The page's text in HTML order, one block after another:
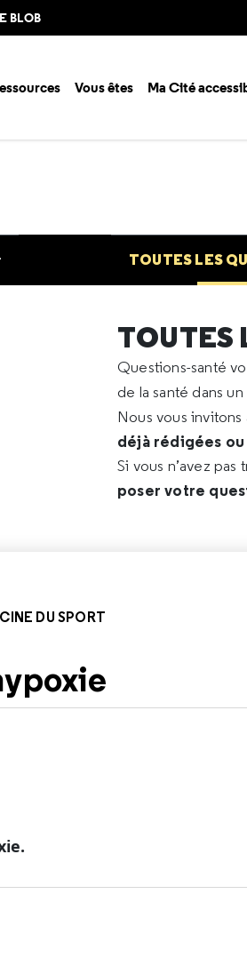
BLOB
Vous êtes Ma Cité
TOUTES LES
TOUTES
Questions-santé
de la santé dans un
Nous vous
déjà rédigées
Si vous n’avez
poser votre
DU SPORT